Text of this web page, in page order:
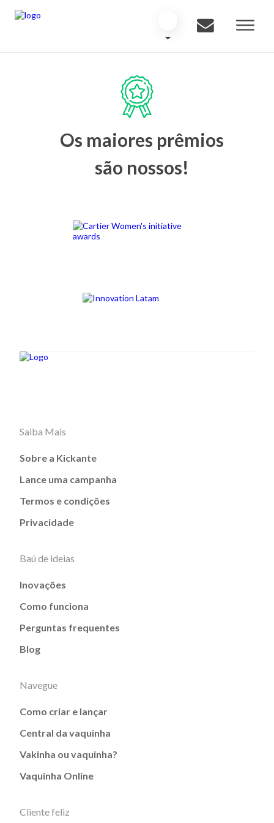
Os maiores prêmios
são nossos!
Saiba Mais
Sobre a Kickante
Lance uma campanha
Termos e condições
Privacidade
Baú de ideias
Inovações
Como funciona
Perguntas frequentes
Blog
Navegue
Como criar e lançar
Central da vaquinha
Vakinha ou vaquinha?
Vaquinha Online
Cliente feliz